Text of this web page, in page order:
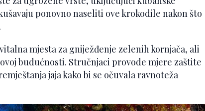
ponovno naseliti ove krokodile nakon što
mjesta za gniježđenje zelenih kornjača, ali
budućnosti. Stručnjaci provode mjere zaštite
jaja kako bi se očuvala ravnoteža